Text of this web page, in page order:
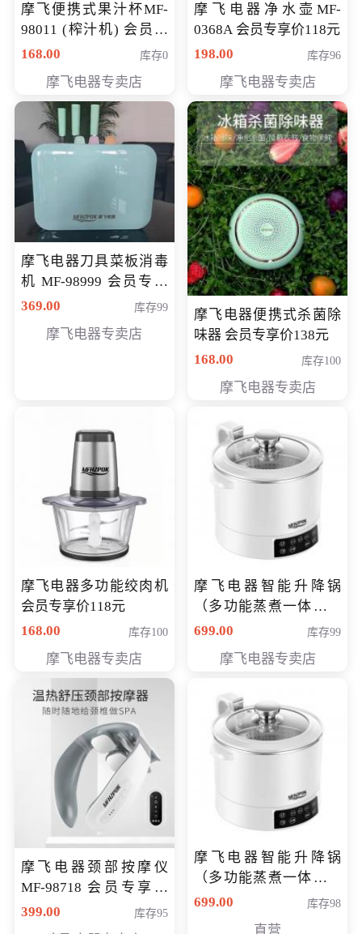
摩飞便携式果汁杯MF-
98011 (榨汁机) 会员专
享价138元
168.00 库存0
摩飞电器专卖店
摩飞电器净水壶MF-
0368A 会员专享价118元
198.00
库存96
摩飞电器专卖店
摩飞电器刀具菜板消毒
机 MF-98999 会员专享
价286元
369.00 库存99
摩飞电器专卖店
摩飞电器便携式杀菌除
味器 会员专享价138元
168.00
库存100
摩飞电器专卖店
摩飞电器多功能绞肉机
会员专享价118元
168.00
库存100
摩飞电器专卖店
摩飞电器智能升降锅
（多功能蒸煮一体锅）
（智能升降养生锅） 会
699.00 库存99
摩飞电器专卖店
摩飞电器颈部按摩仪
MF-98718 会员专享价
299元
399.00 库存95
摩飞电器智能升降锅
（多功能蒸煮一体锅）
（智能升降养生锅） 会
699.00 库存98
直营